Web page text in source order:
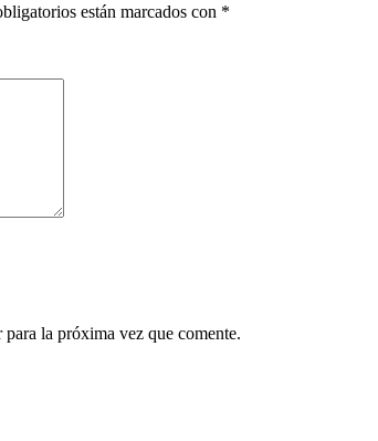
están marcados con *
la próxima vez que comente.